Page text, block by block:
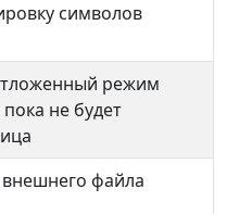
символов
режим
не будет
файла